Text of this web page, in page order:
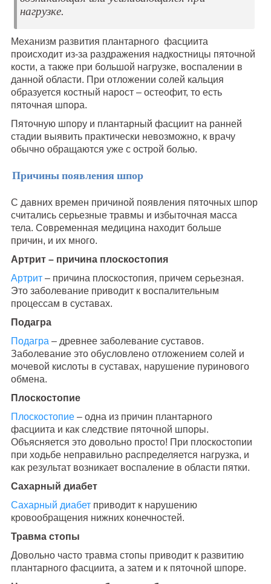
нагрузке.
Механизм развития плантарного фасциита
происходит из-за раздражения надкостницы пяточной
кости, а также при большой нагрузке, воспалении в
данной области. При отложении солей кальция
образуется костный нарост – остеофит, то есть
пяточная шпора.
Пяточную шпору и плантарный фасциит на ранней
стадии выявить практически невозможно, к врачу
обычно обращаются уже с острой болью.
Причины появления шпор
С давних времен причиной появления пяточных шпор
считались серьезные травмы и избыточная масса
тела. Современная медицина находит больше
причин, и их много.
Артрит – причина плоскостопия
Артрит– причина плоскостопия, причем серьезная.
Это заболевание приводит к воспалительным
процессам в суставах.
Подагра
Подагра – древнее заболевание суставов.
Заболевание это обусловлено отложением солей и
мочевой кислоты в суставах, нарушение пуринового
обмена.
Плоскостопие
Плоскостопие– одна из причин плантарного
фасциита и как следствие пяточной шпоры.
Объясняется это довольно просто! При плоскостопии
при ходьбе неправильно распределяется нагрузка, и
как результат возникает воспаление в области пятки.
Сахарный диабет
Сахарный диабетприводит к нарушению
кровообращения нижних конечностей.
Травма стопы
Довольно часто травма стопы приводит к развитию
плантарного фасциита, а затем и к пяточной шпоре.